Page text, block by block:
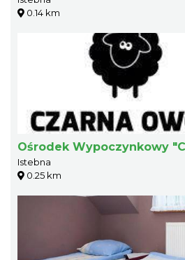
0.14 km
Ośrodek Wypoczynkowy
Istebna
0.25 km